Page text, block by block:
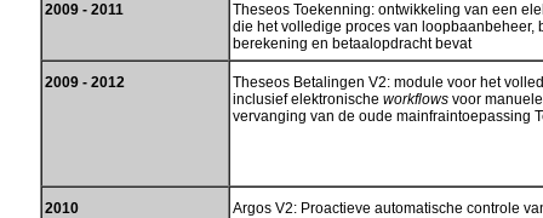
2009 - 2011
Theseos Toekenning: ontwikkeling van een
die het volledige proces van loopbaanbeheer,
berekening en betaalopdracht bevat
2009 - 2012
Theseos Betalingen V2: module voor het
inclusief elektronischeworkflows voor
vervanging van de oude mainfraintoepassing
2010
Argos V2: Proactieve automatische controle